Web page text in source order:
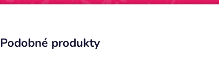
Podobné produkty